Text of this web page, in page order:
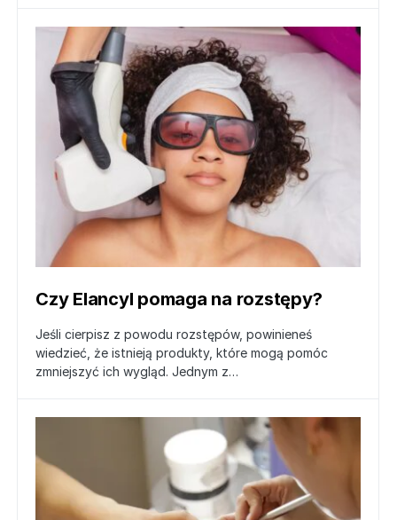
Czy Elancyl pomaga na rozstępy?
Jeśli cierpisz z powodu rozstępów, powinieneś
wiedzieć, że istnieją produkty, które mogą pomóc
zmniejszyć ich wygląd. Jednym z…